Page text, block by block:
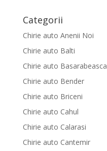
Categorii
Chirie auto Anenii Noi
Chirie auto Balti
Chirie auto Basarabeasca
Chirie auto Bender
Chirie auto Briceni
Chirie auto Cahul
Chirie auto Calarasi
Chirie auto Cantemir